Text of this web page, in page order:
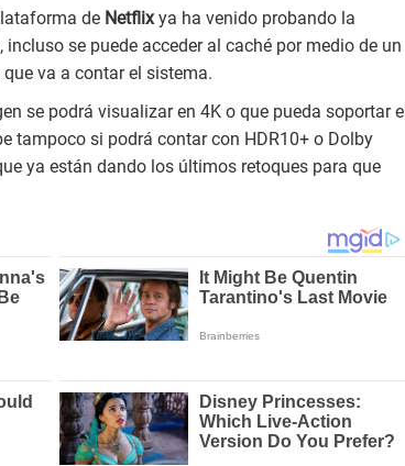
de Netflixya ha venido probando la
se puede acceder al caché por medio de un
va a contar el sistema.
se podrá visualizar en 4K o que pueda soportar el
tampoco si podrá contar con HDR10+ o Dolby
ya están dando los últimos retoques para que